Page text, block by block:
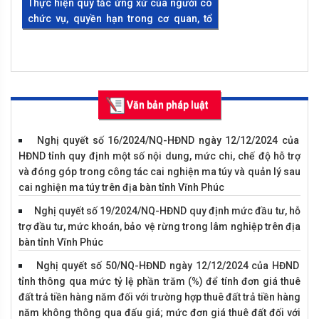
17
trồng
hàng không, sân bay
19
Nghị định số 137/2024/NĐ-CP của Chính phủ: Quy định về
tử của cơ quan nhà nước và hệ thống thông tin phục vụ
Nghị định số 135/2024/NĐ-CP của Chính phủ: Quy định cơ
khuyến khích phát triển điện mặt trời mái nhà tự sản xuất,
21
Nghị định số 136/2024/NĐ-CP của Chính phủ: Sửa đổi, bổ
điều của Nghị định số 93/2019/NĐ-CP ngày 25 tháng 11
22
Nghị định số 130/2024/NĐ-CP của Chính phủ: Quy định về
đường bộ cao tốc đối với phương tiện lưu thông trên tuyến
quản lý, khai thác
23
Nghị định số 127/2024/NĐ-CP của Chính phủ: Sửa đổi, bổ
điều của Nghị định số 05/2011/NĐ-CP ngày 14 tháng 01
Thực hiện quy tắc ứng xử của người có
chức vụ, quyền hạn trong cơ quan, tổ
Văn bản pháp luật
Nghị quyết số 16/2024/NQ-HĐND ngày 12/12/2024 của
HĐND tỉnh quy định một số nội dung, mức chi, chế độ hỗ trợ
và đóng góp trong công tác cai nghiện ma túy và quản lý sau
cai nghiện ma túy trên địa bàn tỉnh Vĩnh Phúc
Nghị quyết số 19/2024/NQ-HĐND quy định mức đầu tư, hỗ
trợ đầu tư, mức khoán, bảo vệ rừng trong lâm nghiệp trên địa
bàn tỉnh Vĩnh Phúc
Nghị quyết số 50/NQ-HĐND ngày 12/12/2024 của HĐND
tỉnh thông qua mức tỷ lệ phần trăm (%) để tính đơn giá thuê
đất trả tiền hàng năm đối với trường hợp thuê đất trả tiền hàng
năm không thông qua đấu giá; mức đơn giá thuê đất đối với
Vụ án hình sự về tội trộm cắm tài sản
Vĩnh Tường tổ chức tiết học ngoại
khoá “Nâng cao ý thức sử dụng mạng
xã hội” cho học sinh